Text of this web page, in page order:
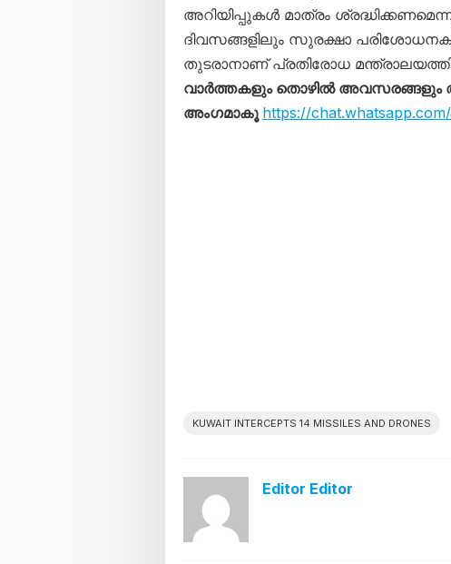
അറിയിപ്പുകൾ മാത്രം
ദിവസങ്ങളിലും സുരക്ഷാ
തുടരാനാണ് പ്രതിരോധ
വാർത്തകളും തൊഴിൽ അവസരങ്ങളും
അംഗമാകൂ https://
KUWAIT INTERCEPTS 14 MISSILES AND DRONES
Editor Editor